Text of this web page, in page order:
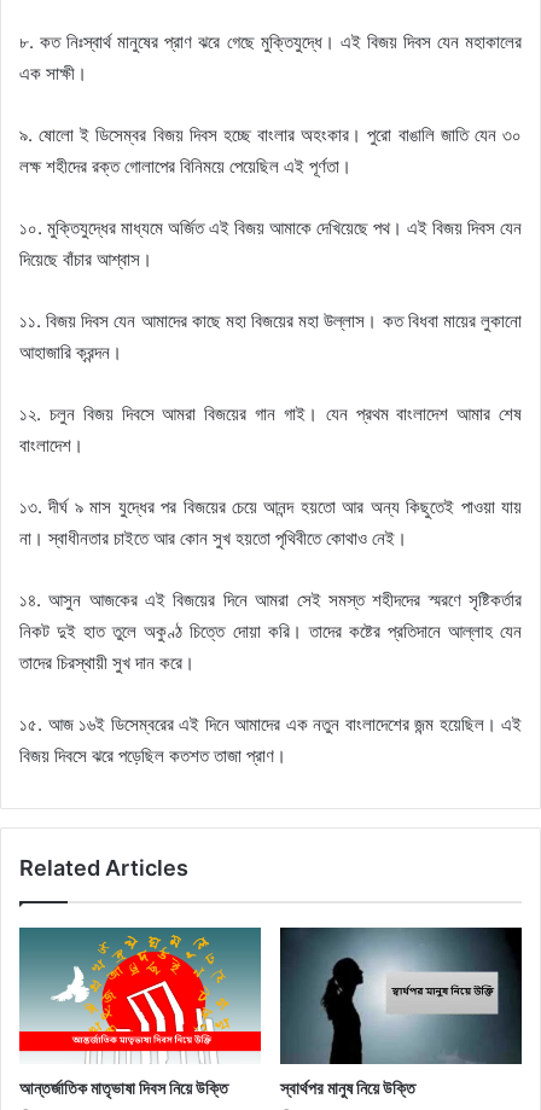
৮. কত নিঃস্বার্থ মানুষের প্রাণ ঝরে গেছে মুক্তিযুদ্ধে। এই বিজয় দিবস যেন মহাকালের
এক সাক্ষী।
৯. ষোলো ই ডিসেম্বর বিজয় দিবস হচ্ছে বাংলার অহংকার। পুরো বাঙালি জাতি যেন ৩০
লক্ষ শহীদের রক্ত গোলাপের বিনিময়ে পেয়েছিল এই পূর্ণতা।
১০. মুক্তিযুদ্ধের মাধ্যমে অর্জিত এই বিজয় আমাকে দেখিয়েছে পথ। এই বিজয় দিবস যেন
দিয়েছে বাঁচার আশ্বাস।
১১. বিজয় দিবস যেন আমাদের কাছে মহা বিজয়ের মহা উল্লাস। কত বিধবা মায়ের লুকানো
আহাজারি ক্রন্দন।
১২. চলুন বিজয় দিবসে আমরা বিজয়ের গান গাই। যেন প্রথম বাংলাদেশ আমার শেষ
বাংলাদেশ।
১৩. দীর্ঘ ৯ মাস যুদ্ধের পর বিজয়ের চেয়ে আনন্দ হয়তো আর অন্য কিছুতেই পাওয়া যায়
না। স্বাধীনতার চাইতে আর কোন সুখ হয়তো পৃথিবীতে কোথাও নেই।
১৪. আসুন আজকের এই বিজয়ের দিনে আমরা সেই সমস্ত শহীদদের স্মরণে সৃষ্টিকর্তার
নিকট দুই হাত তুলে অকুণ্ঠ চিত্তে দোয়া করি। তাদের কষ্টের প্রতিদানে আল্লাহ যেন
তাদের চিরস্থায়ী সুখ দান করে।
১৫. আজ ১৬ই ডিসেম্বরের এই দিনে আমাদের এক নতুন বাংলাদেশের জন্ম হয়েছিল। এই
বিজয় দিবসে ঝরে পড়েছিল কতশত তাজা প্রাণ।
Related Articles
আন্তর্জাতিক মাতৃভাষা দিবস নিয়ে উক্তি স্বার্থপর মানুষ নিয়ে উক্তি